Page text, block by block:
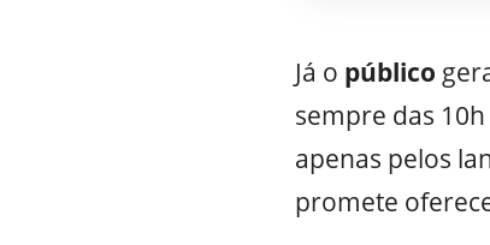
Já o público
sempre das
apenas pelos
promete